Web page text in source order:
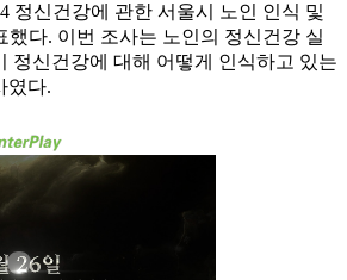
정신건강에 관한 서울시 노인 인식 및
했다. 이번 조사는 노인의 정신건강 실
정신건강에 대해 어떻게 인식하고 있는
였다.